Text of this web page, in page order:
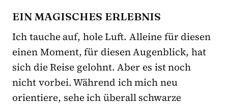
EIN MAGISCHES ERLEBNIS
Ich tauche auf, hole Luft. Alleine für diesen
einen Moment, für diesen Augenblick, hat
sich die Reise gelohnt. Aber es ist noch
nicht vorbei. Während ich mich neu
orientiere, sehe ich überall schwarze